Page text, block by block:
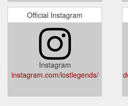
Official Instagram
Instagram
instagram.com/lostlegends/